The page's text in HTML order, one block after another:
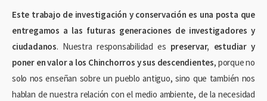
Este trabajo de investigación y conservación es una posta que
entregamos a las futuras generaciones de investigadores y
ciudadanos. Nuestra responsabilidad es preservar, estudiar y
poner en valor a los Chinchorros y sus descendientes, porque no
solo nos enseñan sobre un pueblo antiguo, sino que también nos
hablan de nuestra relación con el medio ambiente, de la necesidad